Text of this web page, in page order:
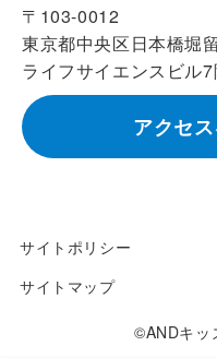
〒103-0012
東京都中央区日本橋堀
ライフサイエンスビル
アクセ
サイトポリシー
サイトマップ
©ANDキッ